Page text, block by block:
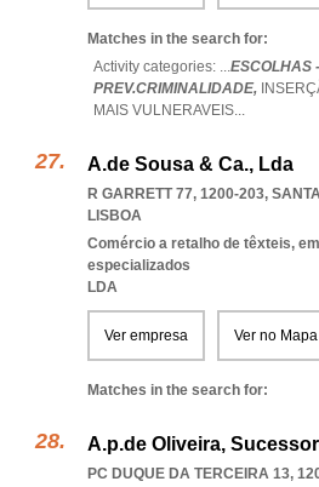
Matches in the search for:
Activity categories: ...ESCOLHAS
PREV.CRIMINALIDADE,
MAIS VULNERAVEIS...
A.de Sousa & Ca., Lda
R GARRETT 77, 1200-203,
LISBOA
Comércio a retalho de têxteis,
especializados
LDA
Ver empresa Ver no Mapa
Matches in the search for:
A.p.de Oliveira,
PC DUQUE DA TERCEIRA 13,